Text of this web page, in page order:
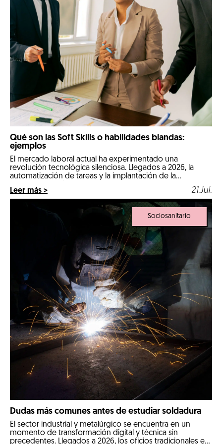
Qué son las Soft Skills o habilidades blandas:
ejemplos
El mercado laboral actual ha experimentado una
revolución tecnológica silenciosa. Llegados a 2026, la
automatización de tareas y la implantación de la
inteligencia artificial en los procesos diarios han cambiado
por completo las reglas de la contratación. Las
comeptencias técnicas e informáticas ya no son el único
factor determinante para conseguir un empleo estable.
Leer más > 21.Jul.
Sociosanitario
Dudas más comunes antes de estudiar soldadura
El sector industrial y metalúrgico se encuentra en un
momento de transformación digital y técnica sin
precedentes. Llegados a 2026, los oficios tradicionales e